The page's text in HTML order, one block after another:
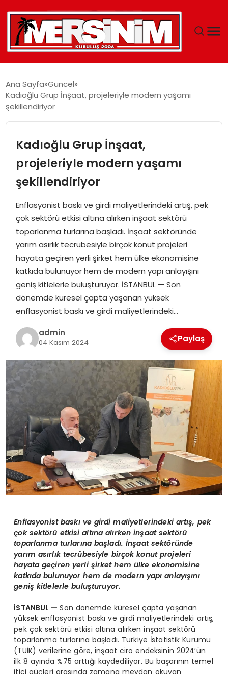
YAŞAM
EĞITIM
SPOR
EKONOMI
MAGAZIN
DÜNYA
OTOMOBIL
Ana Sayfa Guncel
Kadıoğlu Grup İnşaat, projeleriyle modern yaşamı
şekillendiriyor
Kadıoğlu Grup İnşaat,
projeleriyle modern yaşamı
şekillendiriyor
Enflasyonist baskı ve girdi maliyetlerindeki artış, pek
çok sektörü etkisi altına alırken inşaat sektörü
toparlanma turlarına başladı. İnşaat sektöründe
yarım asırlık tecrübesiyle birçok konut projeleri
hayata geçiren yerli şirket hem ülke ekonomisine
katkıda bulunuyor hem de modern yapı anlayışını
geniş kitlelerle buluşturuyor. İSTANBUL — Son
dönemde küresel çapta yaşanan yüksek
enflasyonist baskı ve girdi maliyetlerindeki…
admin
04 Kasım 2024 Paylaş
Enflasyonist baskı ve girdi maliyetlerindeki artış, pek
çok sektörü etkisi altına alırken inşaat sektörü
toparlanma turlarına başladı. İnşaat sektöründe
yarım asırlık tecrübesiyle birçok konut projeleri
hayata geçiren yerli şirkethem ülke ekonomisine
katkıda bulunuyor hem de modern yapı anlayışını
geniş kitlelerle buluşturuyor.
İSTANBUL —Son dönemde küresel çapta yaşanan
yüksek enflasyonist baskı ve girdi maliyetlerindeki artış,
pek çok sektörü etkisi altına alırken inşaat sektörü
toparlanma turlarına başladı. Türkiye İstatistik Kurumu
(TÜİK) verilerine göre, inşaat ciro endeksinin 2024’ün
ilk 8 ayında %75 arttığı kaydediliyor. Bu başarının temel